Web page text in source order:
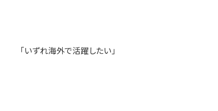
「いずれ海外で活躍したい」